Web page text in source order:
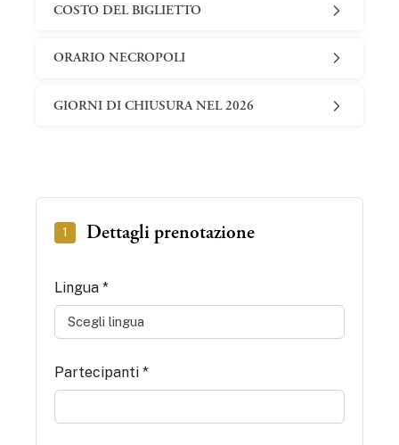
COSTO DEL BIGLIETTO
ORARIO NECROPOLI
GIORNI DI CHIUSURA NEL 2026
1 Dettagli prenotazione
Lingua *
Partecipanti *